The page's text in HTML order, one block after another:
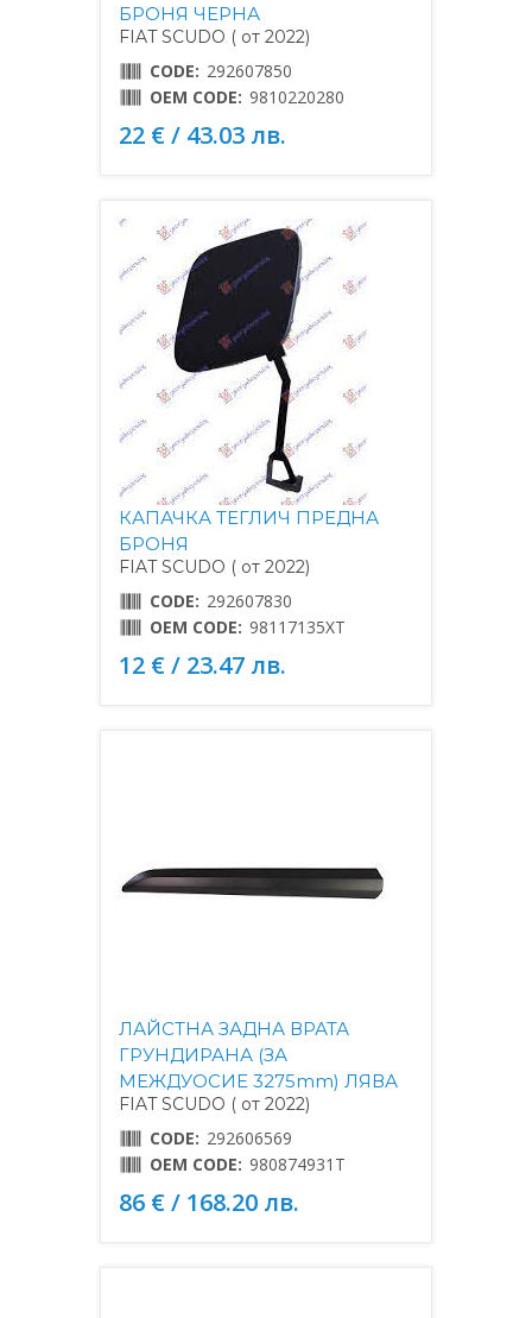
БРОНЯ ЧЕРНА
FIAT SCUDO ( от 2022)
CODE: 292607850
OEM CODE: 9810220280
22 € / 43.03 лв.
КАПАЧКА ТЕГЛИЧ ПРЕДНА
БРОНЯ
FIAT SCUDO ( от 2022)
CODE: 292607830
OEM CODE: 98117135XT
12 € / 23.47 лв.
ЛАЙСТНА ЗАДНА ВРАТА
ГРУНДИРАНА (ЗА
МЕЖДУОСИЕ 3275mm) ЛЯВА
FIAT SCUDO ( от 2022)
CODE: 292606569
OEM CODE: 980874931T
86 € / 168.20 лв.